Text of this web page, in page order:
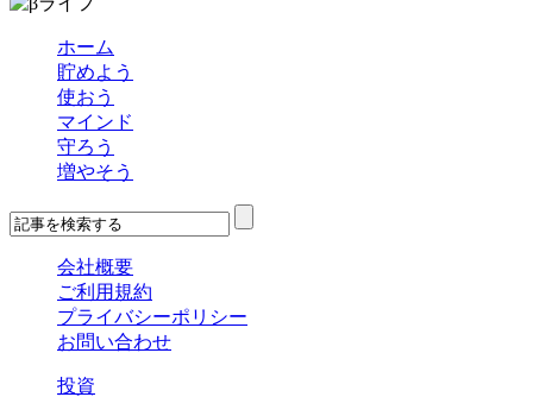
ホーム
貯めよう
使おう
マインド
守ろう
増やそう
会社概要
ご利用規約
プライバシーポリシー
お問い合わせ
投資